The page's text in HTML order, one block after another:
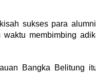
sukses para
membimbing
Bangka Belitung